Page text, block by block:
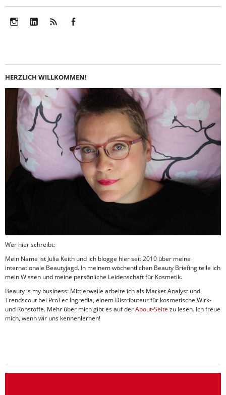
HERZLICH WILLKOMMEN!
Wer hier schreibt:
Mein Name ist Julia Keith und ich blogge hier seit 2010 über meine
internationale Beautyjagd. In meinem wöchentlichen Beauty Briefing teile ich
mein Wissen und meine persönliche Leidenschaft für Kosmetik.
Beauty is my business: Mittlerweile arbeite ich als Market Analyst und
Trendscout bei ProTec Ingredia, einem Distributeur für kosmetische Wirk-
und Rohstoffe. Mehr über mich gibt es auf derAbout-Seite zu lesen. Ich freue
mich, wenn wir uns kennenlernen!